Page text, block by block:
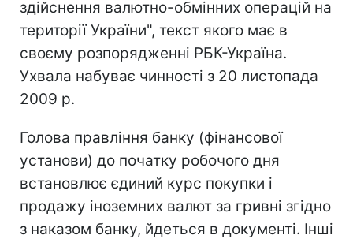
здійснення валютно-обмінних операцій на
території України", текст якого має в
своєму розпорядженні РБК-Україна.
Ухвала набуває чинності з 20 листопада
2009 р.
Голова правління банку (фінансової
установи) до початку робочого дня
встановлює єдиний курс покупки і
продажу іноземних валют за гривні згідно
з наказом банку, йдеться в документі. Інші